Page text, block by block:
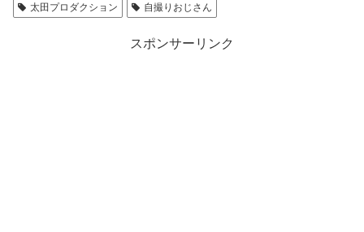
太田プロダクション
自撮りおじさん
スポンサーリンク